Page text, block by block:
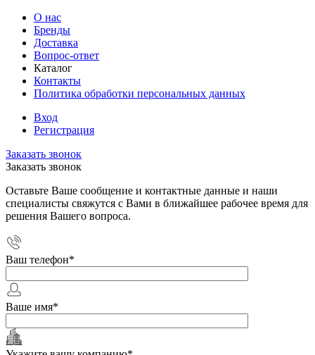
О нас
Бренды
Доставка
Вопрос-ответ
Каталог
Контакты
Политика обработки персональных данных
Вход
Регистрация
Заказать звонок
Заказать звонок
Оставьте Ваше сообщение и контактные данные и наши
специалисты свяжутся с Вами в ближайшее рабочее время для
решения Вашего вопроса.
Ваш телефон*
Ваше имя*